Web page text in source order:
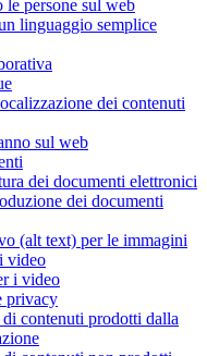
le persone sul web
linguaggio semplice
dei contenuti
sul web
dei documenti elettronici
dei documenti
(alt text) per le immagini
video
i video
privacy
contenuti prodotti dalla